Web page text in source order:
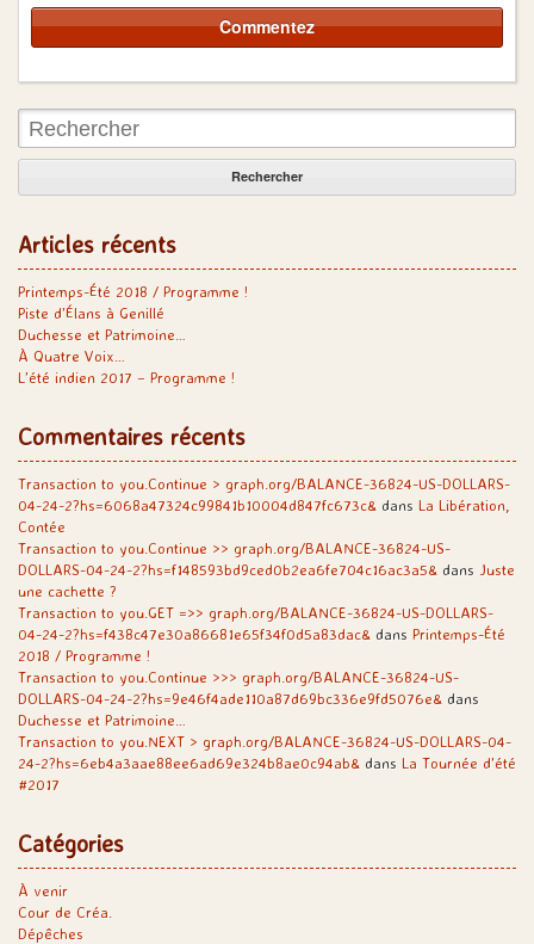
Rechercher:
Articles récents
Printemps-Été 2018 / Programme !
Piste d’Élans à Genillé
Duchesse et Patrimoine…
À Quatre Voix…
L’été indien 2017 – Programme !
Commentaires récents
Transaction to you.Continue > graph.org/BALANCE-36824-US-DOLLARS-
04-24-2?hs=6068a47324c99841b10004d847fc673c& dans La Libération,
Contée
Transaction to you.Continue >> graph.org/BALANCE-36824-US-
DOLLARS-04-24-2?hs=f148593bd9ced0b2ea6fe704c16ac3a5& dans Juste
une cachette ?
Transaction to you.GET =>> graph.org/BALANCE-36824-US-DOLLARS-
04-24-2?hs=f438c47e30a86681e65f34f0d5a83dac& dans Printemps-Été
2018 / Programme !
Transaction to you.Continue >>> graph.org/BALANCE-36824-US-
DOLLARS-04-24-2?hs=9e46f4ade110a87d69bc336e9fd5076e& dans
Duchesse et Patrimoine…
Transaction to you.NEXT > graph.org/BALANCE-36824-US-DOLLARS-04-
24-2?hs=6eb4a3aae88ee6ad69e324b8ae0c94ab& dans La Tournée d’été
#2017
Catégories
À venir
Cour de Créa.
Dépêches